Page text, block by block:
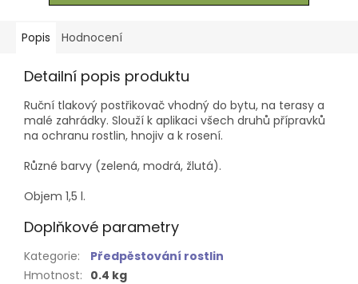
Popis Hodnocení
Detailní popis produktu
Ruční tlakový postřikovač vhodný do bytu, na terasy a
malé zahrádky. Slouží k aplikaci všech druhů přípravků
na ochranu rostlin, hnojiv a k rosení.
Různé barvy (zelená, modrá, žlutá).
Objem 1,5 l.
Doplňkové parametry
Kategorie:
Předpěstování rostlin
Hmotnost: 0.4 kg